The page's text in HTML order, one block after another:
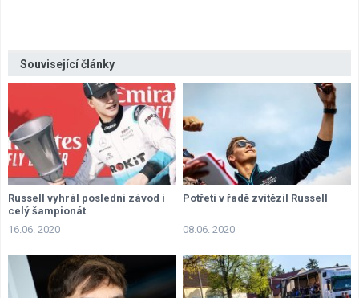
Související články
Russell vyhrál poslední závod i
celý šampionát
16.06. 2020
Potřetí v řadě zvítězil Russell
08.06. 2020